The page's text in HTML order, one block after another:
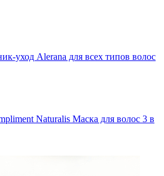
уход Alerana для всех типов волос
Naturalis Маска для волос 3 в